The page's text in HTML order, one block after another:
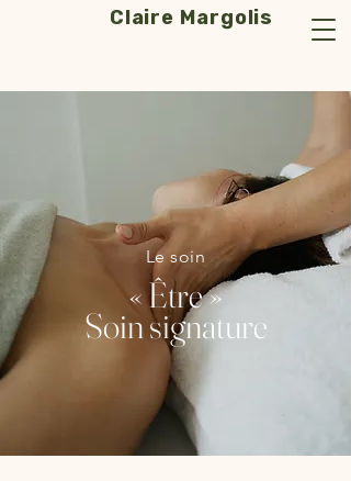
Claire Margolis
Le soin
« Être »
Soin signature